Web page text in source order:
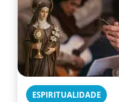
ESPIRITUALIDADE